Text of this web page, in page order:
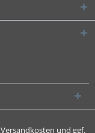
Versandkosten und ggf.